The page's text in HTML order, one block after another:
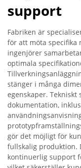
support
Fabriken är
för att möta specifika
ingenjörer
optimala
stänger i många
egenskaper.
dokumentation,
gör det möjligt för
fullskalig produktion.
kontinuerlig support